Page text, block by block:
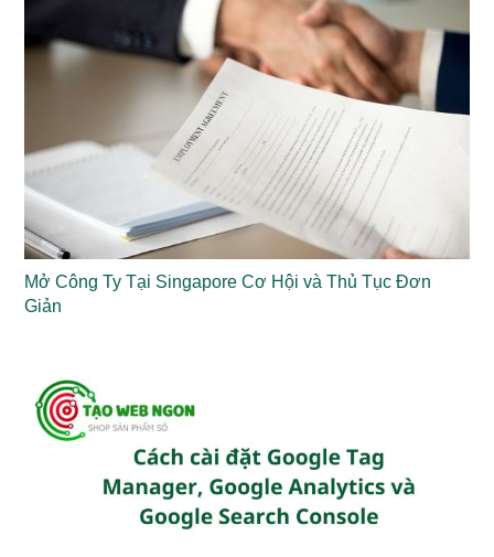
Mở Công Ty Tại Singapore Cơ Hội và Thủ Tục Đơn
Giản